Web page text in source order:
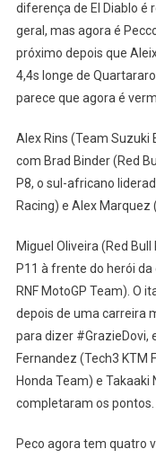
diferença de El Diablo é
geral, mas agora é
próximo depois que
4,4s longe de
parece que agora é
Alex Rins (Team Suzuki
com Brad Binder (Red
P8, o sul-africano
Racing) e Alex Marquez
Miguel Oliveira (Red
P11 à frente do herói
RNF MotoGP Team). O
depois de uma carreira
para dizer #GrazieDovi,
Fernandez (Tech3 KTM
Honda Team) e Takaaki
completaram os pontos.
Peco agora tem quatro